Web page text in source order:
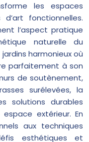
les espaces
fonctionnelles.
l’aspect pratique
naturelle du
harmonieux où
parfaitement à son
de soutènement,
surélevées, la
solutions durables
extérieur. En
aux techniques
esthétiques et